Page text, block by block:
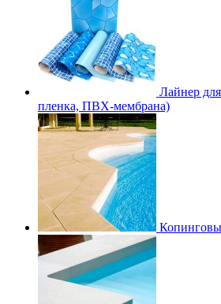
Лайнер
пленка, ПВХ-мембрана)